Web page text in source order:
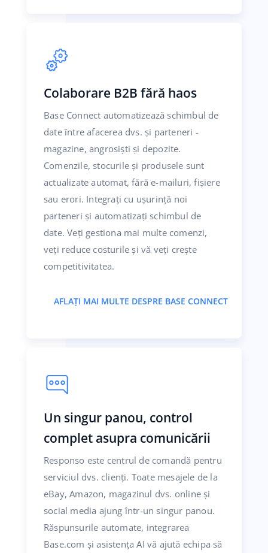
Colaborare B2B fără haos
Base Connect automatizează schimbul de
date între afacerea dvs. și parteneri -
magazine, angrosiști și depozite.
Comenzile, stocurile și produsele sunt
actualizate automat, fără e-mailuri, fișiere
sau erori. Integrați cu ușurință noi
parteneri și automatizați schimbul de
date. Veți gestiona mai multe comenzi,
veți reduce costurile și vă veți crește
competitivitatea.
AFLAȚI MAI MULTE DESPRE BASE CONNECT
Un singur panou, control
complet asupra comunicării
Responso este centrul de comandă pentru
serviciul dvs. clienți. Toate mesajele de la
eBay, Amazon, magazinul dvs. online și
social media ajung într-un singur panou.
Răspunsurile automate, integrarea
Base.com și asistența AI vă ajută echipa să